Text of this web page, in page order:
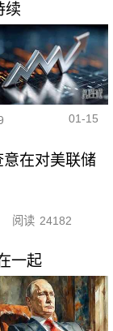
续
01-15
在对美联储
阅读 24182
一起